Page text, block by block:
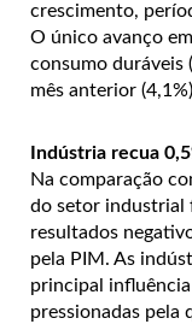
crescimento,
O único avanço
consumo duráveis
mês anterior
Indústria recua
Na comparação
do setor industrial
resultados
pela PIM. As
principal
pressionadas pela